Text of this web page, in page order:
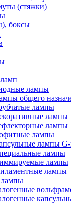
(стяжки)
боксы
лампы
общего
лампы
лампы
лампы
лампы
лампы G-
лампы
лампы
лампы